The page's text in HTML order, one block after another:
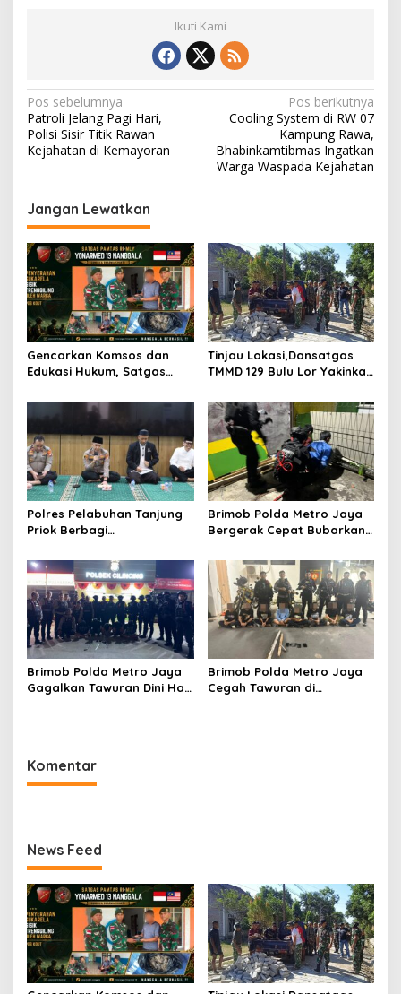
Ikuti Kami
N
a
v
g
a
s
i
p
o
s
Pos sebelumnya
Patroli Jelang Pagi Hari,
Polisi Sisir Titik Rawan
Kejahatan di Kemayoran
Pos berikutnya
Cooling System di RW 07
Kampung Rawa,
Bhabinkamtibmas Ingatkan
Warga Waspada Kejahatan
Jangan Lewatkan
Gencarkan Komsos dan
Edukasi Hukum, Satgas
13/Nanggala Terima
Penyerahan Sukarela ±1 Kg
Sisik Trenggiling dari Warga
Perbatasan
Tinjau Lokasi,Dansatgas
TMMD 129 Bulu Lor Yakinkan
Tepat Waktu
Polres Pelabuhan Tanjung
Priok Berbagi
Anak Yatim dan Gelar Doa
Bersama
Brimob Polda Metro Jaya
Bergerak Cepat Bubarkan
Orang dan 3 Celurit
Diamankan
Brimob Polda Metro Jaya
Gagalkan Tawuran Dini Hari
Brimob Polda Metro Jaya
Cegah Tawuran di
Komentar
News Feed